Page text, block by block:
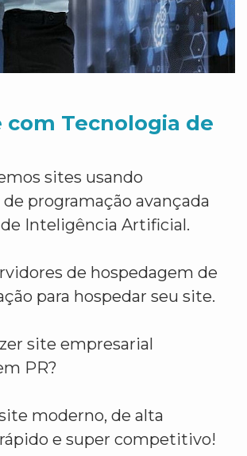
com Tecnologia de
sites usando
programação avançada
Inteligência Artificial.
de hospedagem de
para hospedar seu site.
site empresarial
PR?
moderno, de alta
e super competitivo!